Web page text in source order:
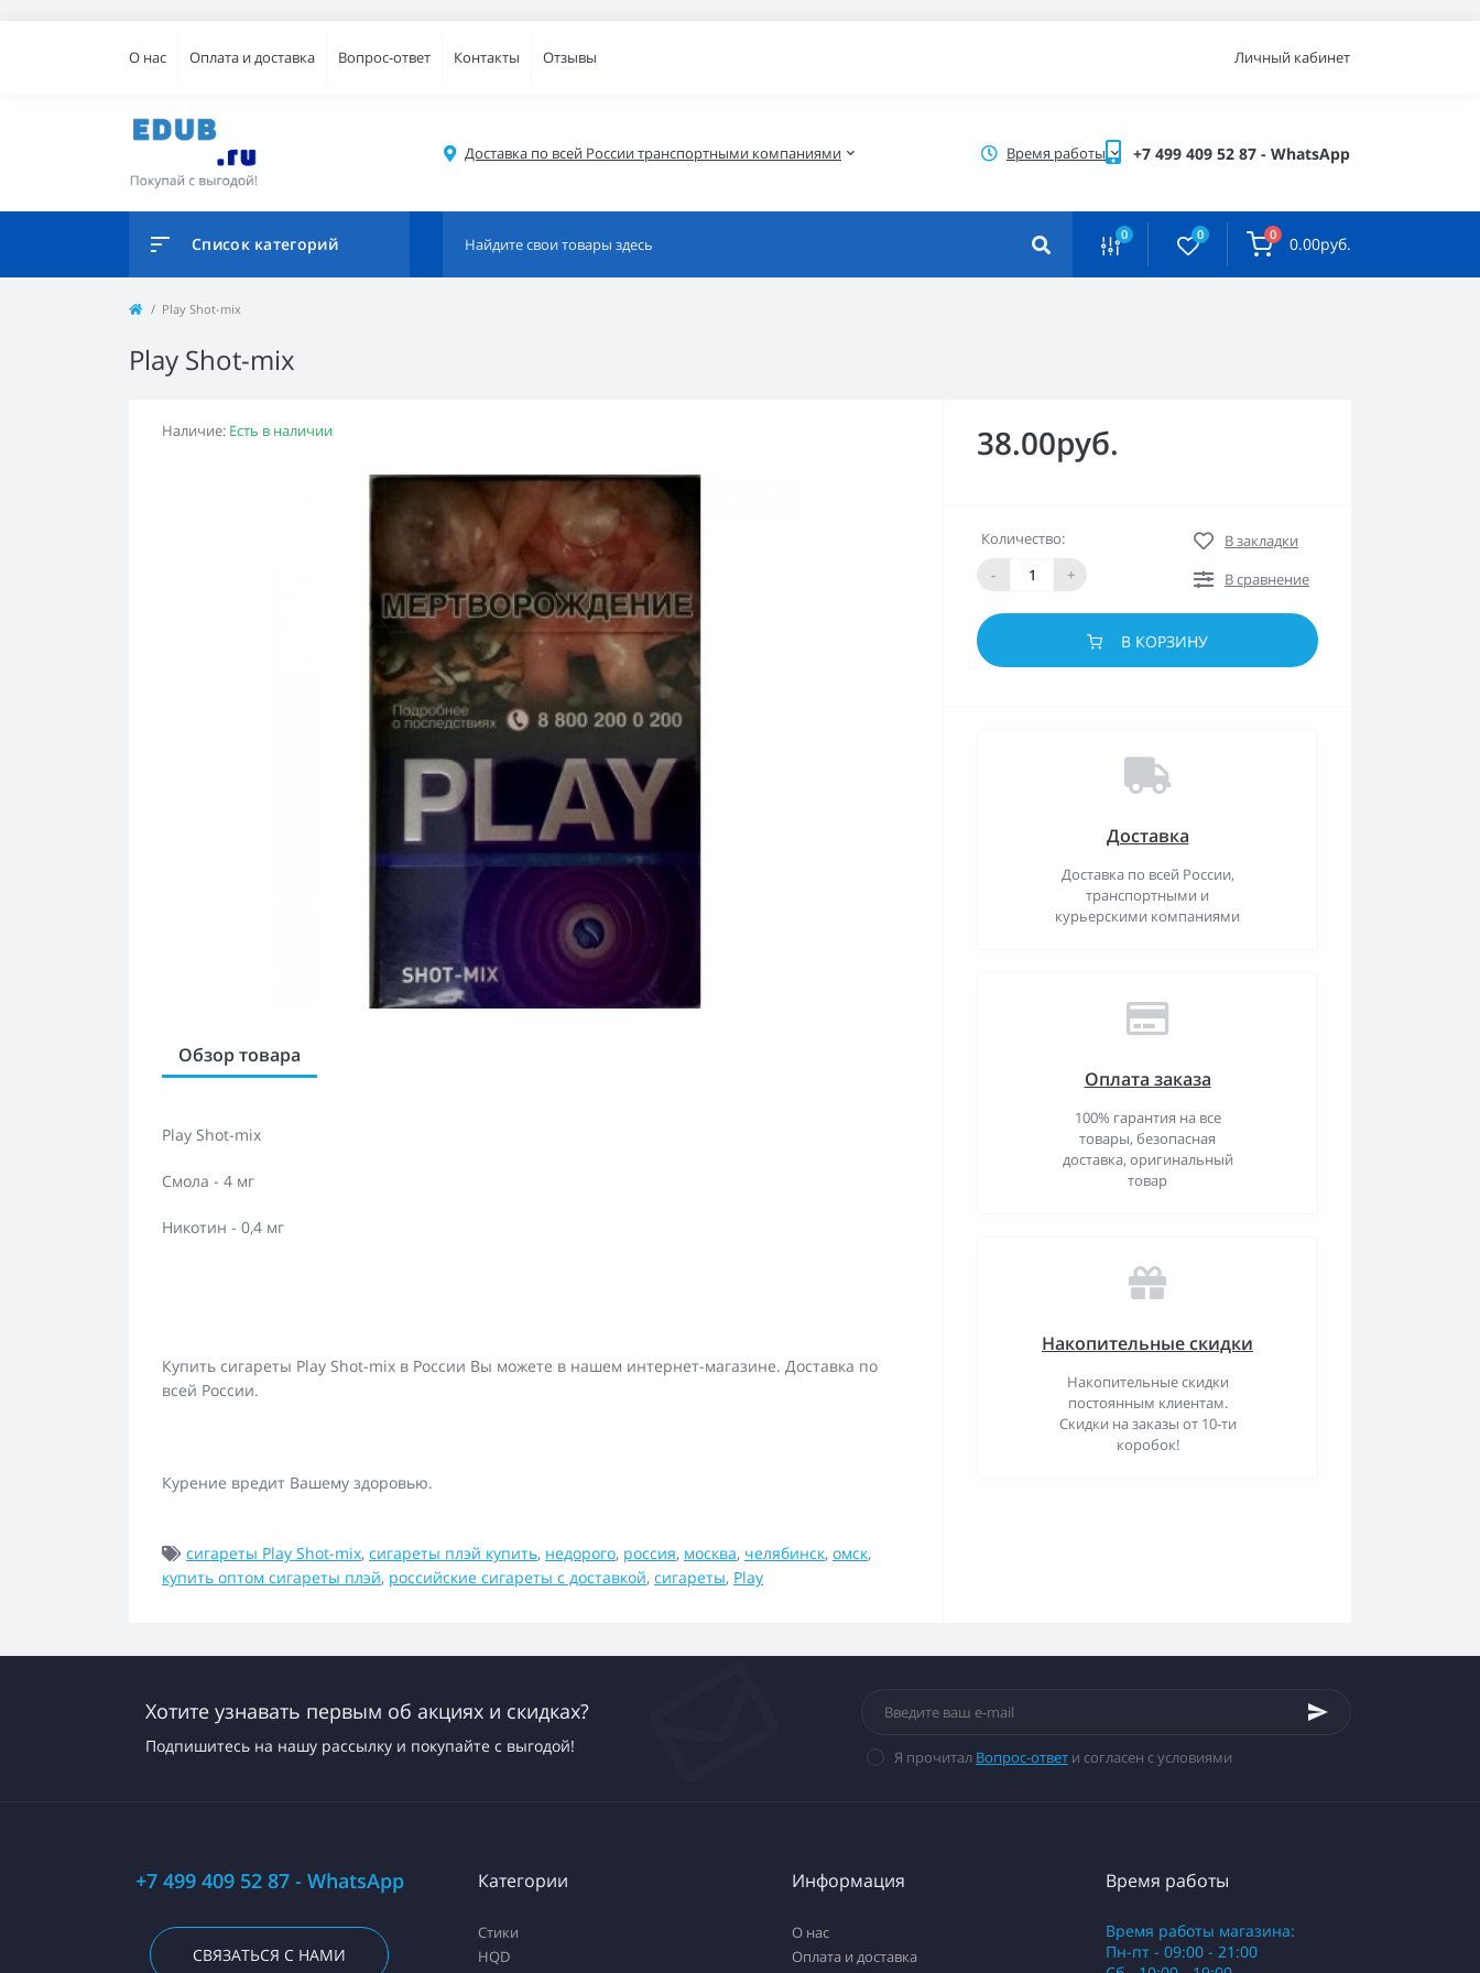
О нас Оплата и доставка Вопрос-ответ Контакты Отзывы Личный кабинет
Доставка по всей России транспортными компаниями Время работы +7 499 409 52 87 - WhatsApp
Список категорий 0 0 0 0.00руб.
Play Shot-mix
Play Shot-mix
Наличие: Есть в наличии
Обзор товара
Play Shot-mix
Смола - 4 мг
Никотин - 0,4 мг
Купить сигареты Play Shot-mix в России Вы можете в нашем интернет-магазине. Доставка по
всей России.
Курение вредит Вашему здоровью.
сигареты Play Shot-mix, сигареты плэй купить, недорого, россия, москва, челябинск, омск,
купить оптом сигареты плэй, российские сигареты с доставкой, сигареты, Play
38.00руб.
Количество:
-
+
В закладки
В сравнение
В КОРЗИНУ
Доставка
Доставка по всей России,
транспортными и
курьерскими компаниями
Оплата заказа
100% гарантия на все
товары, безопасная
доставка, оригинальный
товар
Накопительные скидки
Накопительные скидки
постоянным клиентам.
Скидки на заказы от 10-ти
коробок!
Хотите узнавать первым об акциях и скидках?
Подпишитесь на нашу рассылку и покупайте с выгодой!
Я прочитал Вопрос-ответ и согласен с условиями
+7 499 409 52 87 - WhatsApp
СВЯЗАТЬСЯ С НАМИ
Категории
Стики
HQD
Информация
О нас
Оплата и доставка
Время работы
Время работы магазина:
Пн-пт - 09:00 - 21:00